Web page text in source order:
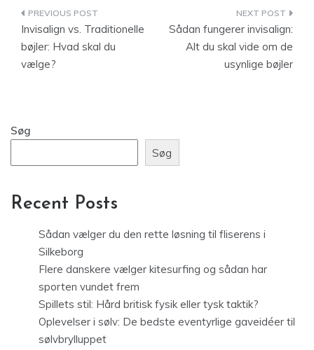
Indlægsnavigation
Invisalign vs. Traditionelle
bøjler: Hvad skal du
vælge?
Sådan fungerer invisalign:
Alt du skal vide om de
usynlige bøjler
Søg
Søg
Recent Posts
Sådan vælger du den rette løsning til fliserens i
Silkeborg
Flere danskere vælger kitesurfing og sådan har
sporten vundet frem
Spillets stil: Hård britisk fysik eller tysk taktik?
Oplevelser i sølv: De bedste eventyrlige gaveidéer til
sølvbrylluppet